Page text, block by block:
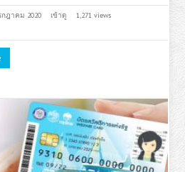
กฎาคม 2020 เข้าดู
1,271 views